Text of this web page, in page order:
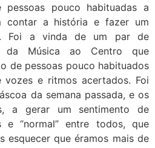
pouco habituadas a
contar a história e fazer um
Foi a vinda de um par de
da Música ao Centro que
de pessoas pouco habituados
e ritmos acertados. Foi
da semana passada, e os
a gerar um sentimento de
e “normal” entre todos, que
esquecer que éramos mais de